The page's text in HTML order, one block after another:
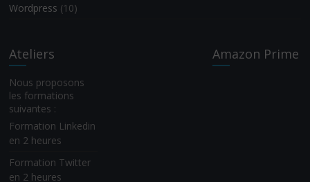
Wordpress (10)
Ateliers
Nous proposons
les formations
suivantes :
Formation Linkedin
en 2 heures
Formation Twitter
en 2 heures
Amazon Prime